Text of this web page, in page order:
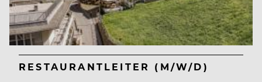
RESTAURANTLEITER (M/W/D)